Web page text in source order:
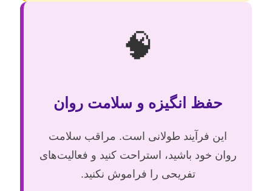
🧠
حفظ انگیزه و سلامت روان
این فرآیند طولانی است. مراقب سلامت
روان خود باشید، استراحت کنید و فعالیت‌های
تفریحی را فراموش نکنید.